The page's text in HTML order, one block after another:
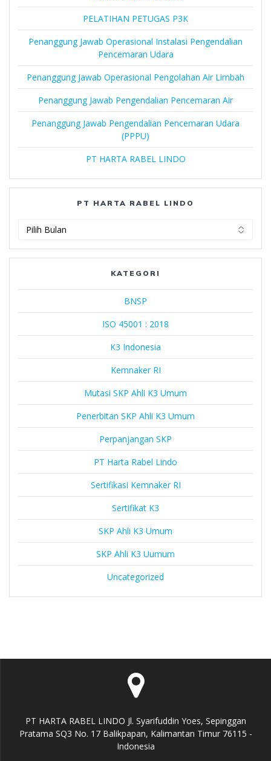
PELATIHAN PETUGAS P3K
Penanggung Jawab Operasional Instalasi Pengendalian
Pencemaran Udara
Penanggung Jawab Operasional Pengolahan Air Limbah
Penanggung Jawab Pengendalian Pencemaran Air
Penanggung Jawab Pengendalian Pencemaran Udara
(PPPU)
PT HARTA RABEL LINDO
PT HARTA RABEL LINDO
Rabel
Lindo
KATEGORI
BNSP
ISO 45001 : 2018
K3 Indonesia
Kemnaker RI
Mutasi SKP Ahli K3 Umum
Penerbitan SKP Ahli K3 Umum
Perpanjangan SKP
PT Harta Rabel Lindo
Sertifikasi Kemnaker RI
Sertifikat K3
SKP Ahli K3 Umum
SKP Ahli K3 Uumum
Uncategorized
PT HARTA RABEL LINDO Jl. Syarifuddin Yoes, Sepinggan
Pratama SQ3 No. 17 Balikpapan, Kalimantan Timur 76115 -
Indonesia